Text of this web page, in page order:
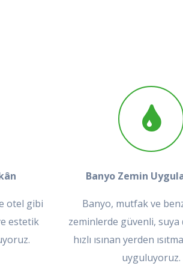
otel gibi
estetik
Banyo Zemin
Banyo, mutfak ve
zeminlerde güvenli, suya
hızlı ısınan yerden
uyguluyoruz.